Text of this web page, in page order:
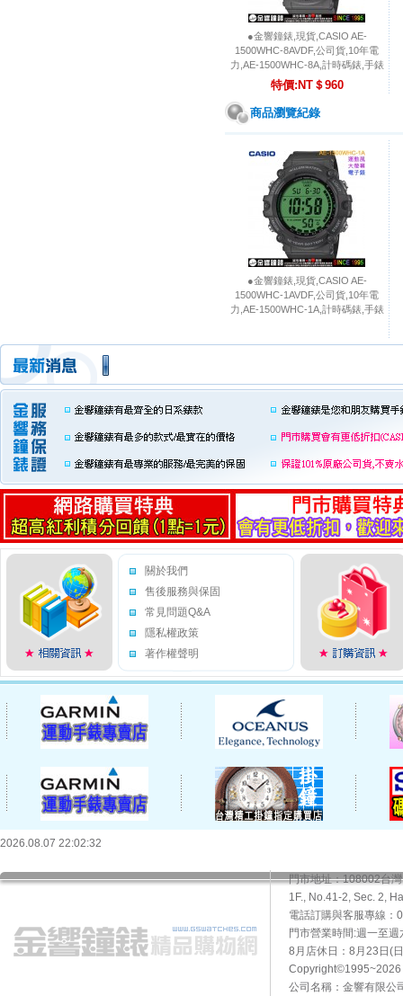
●金響鐘錶,現貨,CASIO AE-
1500WHC-8AVDF,公司貨,10年電
力,AE-1500WHC-8A,計時碼錶,手錶
特價:NT＄960
商品瀏覽紀錄
●金響鐘錶,現貨,CASIO AE-
1500WHC-1AVDF,公司貨,10年電
力,AE-1500WHC-1A,計時碼錶,手錶
關於我們
售後服務與保固
常見問題Q&A
隱私權政策
著作權聲明
2026.08.07 22:02:32
門市地址：108002台
1F., No.41-2, Sec. 2,
電話訂購與客服專線
門市營業時間:週一至
8月店休日：8月23日(
Copyright©1995~2026
公司名稱：金響有限公